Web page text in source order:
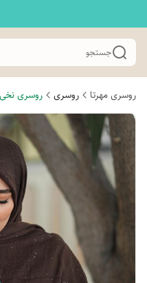
جستجو
روسری مهرتا روسری روسری نخی